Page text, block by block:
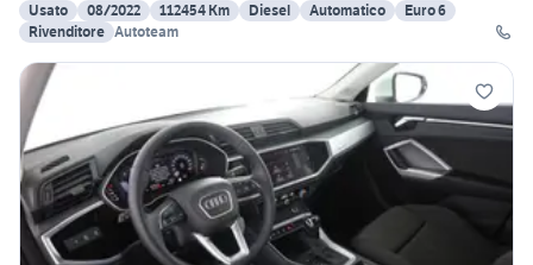
Usato
08/2022 112454 Km Diesel Automatico
Euro 6
Rivenditore Autoteam